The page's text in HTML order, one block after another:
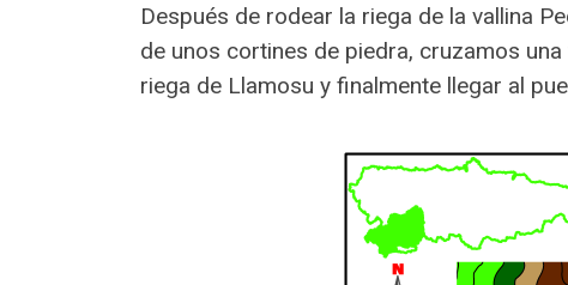
Después de rodear la riega de la vallina
de unos cortines de piedra, cruzamos
riega de Llamosu y finalmente llegar al